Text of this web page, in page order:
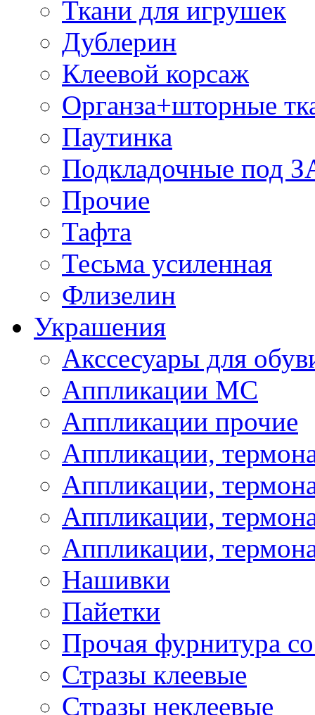
Ткани для игрушек
Дублерин
Клеевой корсаж
Органза+шторные
Паутинка
Подкладочные под
Прочие
Тафта
Тесьма усиленная
Флизелин
Украшения
Акссесуары для
Аппликации МС
Аппликации прочие
Аппликации,
Аппликации,
Аппликации,
Аппликации,
Нашивки
Пайетки
Прочая фурнитура
Стразы клеевые
Стразы неклеевые